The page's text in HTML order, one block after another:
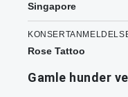
Singapore
Rose Tattoo
Gamle hunder